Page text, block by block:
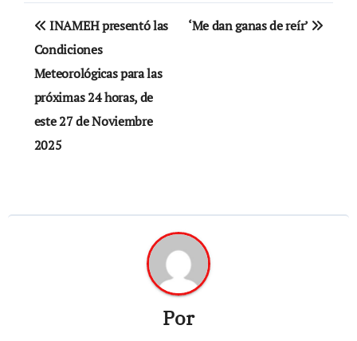
Navegación
de
entradas
INAMEH presentó las
Condiciones
Meteorológicas para las
próximas 24 horas, de
este 27 de Noviembre
2025
‘Me dan ganas de reír’
Por